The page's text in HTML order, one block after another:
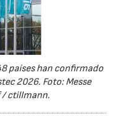
países han confirmado
2026. Foto: Messe
/ ctillmann.